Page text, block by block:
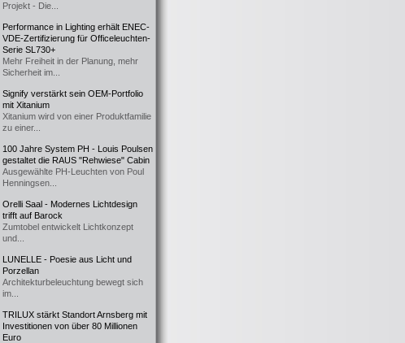
Projekt - Die...
Performance in Lighting erhält ENEC-
VDE-Zertifizierung für Officeleuchten-
Serie SL730+
Mehr Freiheit in der Planung, mehr
Sicherheit im...
Signify verstärkt sein OEM-Portfolio
mit Xitanium
Xitanium wird von einer Produktfamilie
zu einer...
100 Jahre System PH - Louis Poulsen
gestaltet die RAUS "Rehwiese" Cabin
Ausgewählte PH-Leuchten von Poul
Henningsen...
Orelli Saal - Modernes Lichtdesign
trifft auf Barock
Zumtobel entwickelt Lichtkonzept
und...
LUNELLE - Poesie aus Licht und
Porzellan
Architekturbeleuchtung bewegt sich
im...
TRILUX stärkt Standort Arnsberg mit
Investitionen von über 80 Millionen
Euro